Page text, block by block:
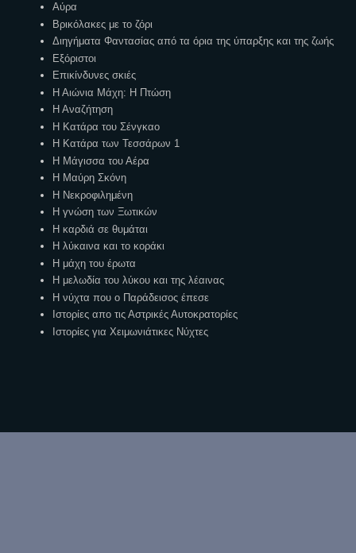
Αύρα
Βρικόλακες με το ζόρι
Διηγήματα Φαντασίας από τα όρια της ύπαρξης και της ζωής
Εξόριστοι
Επικίνδυνες σκιές
Η Αιώνια Μάχη: Η Πτώση
Η Αναζήτηση
Η Κατάρα του Σένγκαο
Η Κατάρα των Τεσσάρων 1
Η Μάγισσα του Αέρα
Η Μαύρη Σκόνη
Η Νεκροφιλημένη
Η γνώση των Ξωτικών
Η καρδιά σε θυμάται
Η λύκαινα και το κοράκι
Η μάχη του έρωτα
Η μελωδία του λύκου και της λέαινας
Η νύχτα που ο Παράδεισος έπεσε
Ιστορίες απο τις Αστρικές Αυτοκρατορίες
Ιστορίες για Χειμωνιάτικες Νύχτες